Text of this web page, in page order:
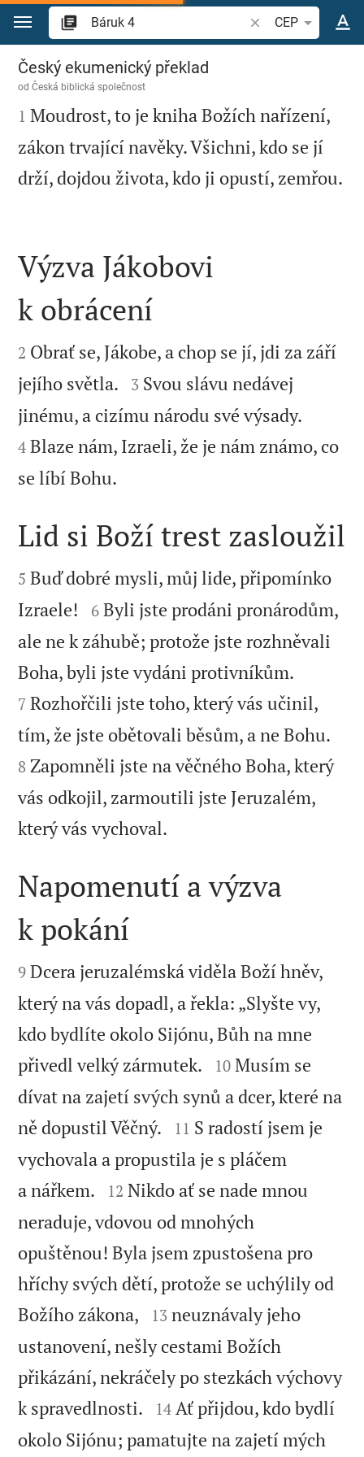
Přejít na obsah
Vyhledat biblický
CEP
Báruk 4
Český ekumenický překlad
odČeská biblická společnost

1 Moudrost, to je kniha Božích nařízení,
zákon trvající navěky. Všichni, kdo se jí
drží, dojdou života, kdo ji opustí, zemřou.

Výzva Jákobovi
k obrácení

2 Obrať se, Jákobe, a chop se jí, jdi za září
jejího světla. 

3 Svou slávu nedávej
jinému, a cizímu národu své výsady.
4 Blaze nám, Izraeli, že je nám známo, co
se líbí Bohu.

Lid si Boží trest zasloužil

5 Buď dobré mysli, můj lide, připomínko
Izraele!


6 Byli jste prodáni pronárodům,
ale ne k záhubě; protože jste rozhněvali
Boha, byli jste vydáni protivníkům.
7 Rozhořčili jste toho, který vás učinil,
tím, že jste obětovali běsům, a ne Bohu.
8 Zapomněli jste na věčného Boha, který
vás odkojil, zarmoutili jste Jeruzalém,
který vás vychoval.

Napomenutí a výzva
k pokání

9 Dcera jeruzalémská viděla Boží hněv,
který na vás dopadl, a řekla: „Slyšte vy,
kdo bydlíte okolo Sijónu, Bůh na mne
přivedl velký zármutek.


10 Musím se
dívat na zajetí svých synů a dcer, které na
ně dopustil Věčný.


11 S radostí jsem je
vychovala a propustila je s pláčem
a nářkem.


12 Nikdo ať se nade mnou
neraduje, vdovou od mnohých
opuštěnou! Byla jsem zpustošena pro
hříchy svých dětí, protože se uchýlily od
Božího zákona,


13 neuznávaly jeho
ustanovení, nešly cestami Božích
přikázání, nekráčely po stezkách výchovy
k spravedlnosti.


14 Ať přijdou, kdo bydlí
okolo Sijónu; pamatujte na zajetí mých